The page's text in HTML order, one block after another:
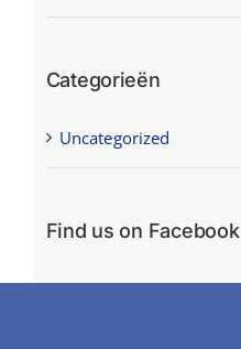
Categorieën
Uncategorized
Find us on Facebook